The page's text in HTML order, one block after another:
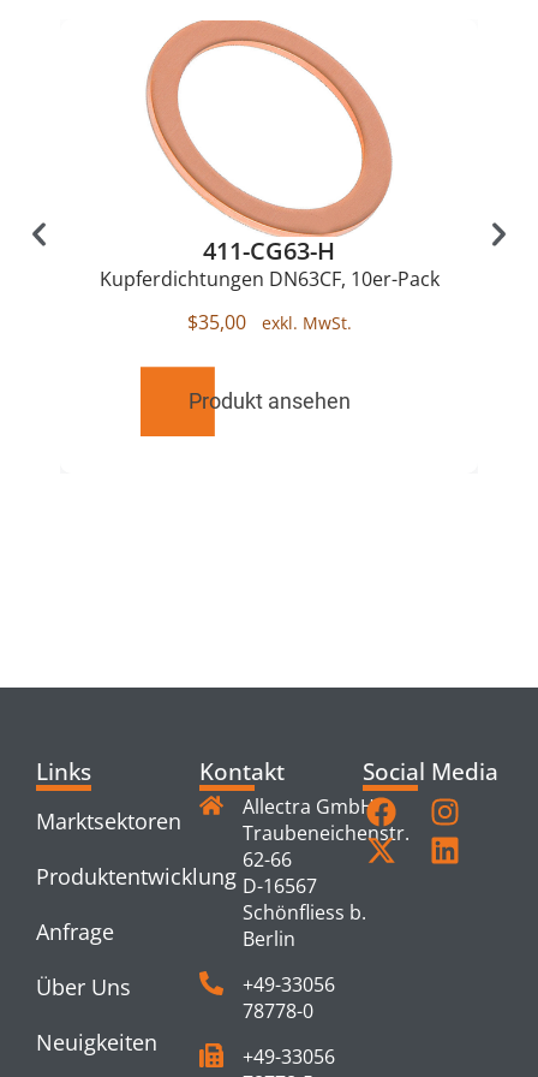
411-CG63-H
Kupferdichtungen DN63CF, 10er-Pack
$35,00
Produkt ansehen
Links
Marktsektoren
Produktentwicklung
Anfrage
Über Uns
Neuigkeiten
Kontakt
Allectra GmbH
Traubeneichenstr.
62-66
D-16567
Schönfliess b.
Berlin
+49-33056
78778-0
+49-33056
Social Media